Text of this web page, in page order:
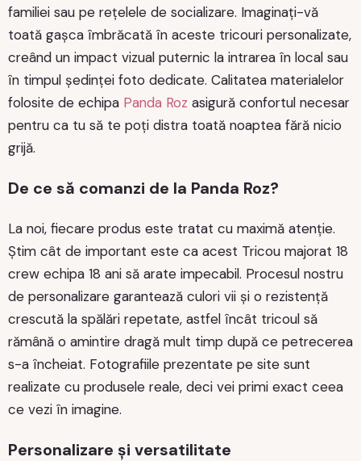
familiei sau pe rețelele de socializare. Imaginați-vă
toată gașca îmbrăcată în aceste tricouri personalizate,
creând un impact vizual puternic la intrarea în local sau
în timpul ședinței foto dedicate. Calitatea materialelor
folosite de echipa Panda Roz asigură confortul necesar
pentru ca tu să te poți distra toată noaptea fără nicio
grijă.
De ce să comanzi de la Panda Roz?
La noi, fiecare produs este tratat cu maximă atenție.
Știm cât de important este ca acest Tricou majorat 18
crew echipa 18 ani să arate impecabil. Procesul nostru
de personalizare garantează culori vii și o rezistență
crescută la spălări repetate, astfel încât tricoul să
rămână o amintire dragă mult timp după ce petrecerea
s-a încheiat. Fotografiile prezentate pe site sunt
realizate cu produsele reale, deci vei primi exact ceea
ce vezi în imagine.
Personalizare și versatilitate